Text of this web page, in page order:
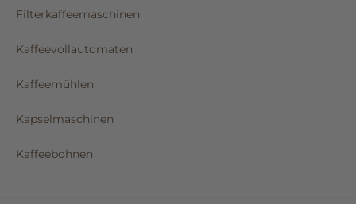
Filterkaffeemaschinen
Kaffeevollautomaten
Kaffeemühlen
Kapselmaschinen
Kaffeebohnen